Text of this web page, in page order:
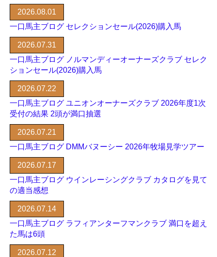
2026.08.01
一口馬主ブログ セレクションセール(2026)購入馬
2026.07.31
一口馬主ブログ ノルマンディーオーナーズクラブ セレク
ションセール(2026)購入馬
2026.07.22
一口馬主ブログ ユニオンオーナーズクラブ 2026年度1次
受付の結果 2頭が満口抽選
2026.07.21
一口馬主ブログ DMMバヌーシー 2026年牧場見学ツアー
2026.07.17
一口馬主ブログ ウインレーシングクラブ カタログを見て
の適当感想
2026.07.14
一口馬主ブログ ラフィアンターフマンクラブ 満口を超え
た馬は6頭
2026.07.12